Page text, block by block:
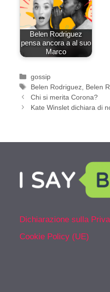
Belen Rodriguez
pensa ancora a al suo
Marco
Categorie
gossip
Tag
Belen Rodriguez Belen
Chi si merita Corona?
Kate Winslet dichiara di
Dichiarazione sulla
Cookie Policy (UE)